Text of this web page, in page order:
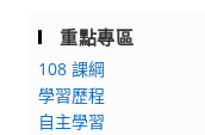
重點專區
108 課綱
學習歷程
自主學習